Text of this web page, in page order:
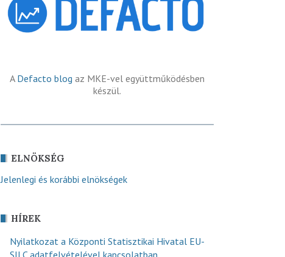
A Defacto blog az MKE-vel együttműködésben
készül.
ELNÖKSÉG
Jelenlegi és korábbi elnökségek
HÍREK
Nyilatkozat a Központi Statisztikai Hivatal EU-
SILC adatfelvételével kapcsolatban